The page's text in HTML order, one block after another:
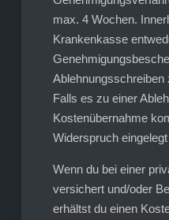
max. 4 Wochen.
Krankenkasse
Falls es zu einer
Kostenübernahme
Widerspruch
Wenn du bei einer
versichert und/oder
erhältst du einen